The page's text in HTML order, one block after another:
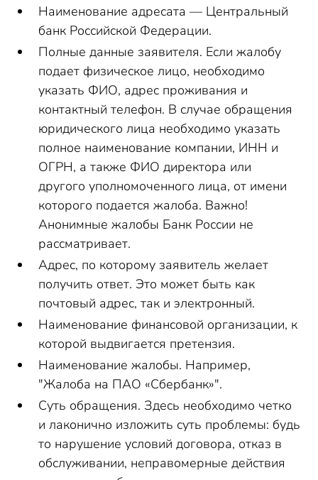
Наименование адресата — Центральный
банк Российской Федерации.
Полные данные заявителя. Если жалобу
подает физическое лицо, необходимо
указать ФИО, адрес проживания и
контактный телефон. В случае обращения
юридического лица необходимо указать
полное наименование компании, ИНН и
ОГРН, а также ФИО директора или
другого уполномоченного лица, от имени
которого подается жалоба. Важно!
Анонимные жалобы Банк России не
рассматривает.
Адрес, по которому заявитель желает
получить ответ. Это может быть как
почтовый адрес, так и электронный.
Наименование финансовой организации, к
которой выдвигается претензия.
Наименование жалобы. Например,
"Жалоба на ПАО «Сбербанк»".
Суть обращения. Здесь необходимо четко
и лаконично изложить суть проблемы: будь
то нарушение условий договора, отказ в
обслуживании, неправомерные действия